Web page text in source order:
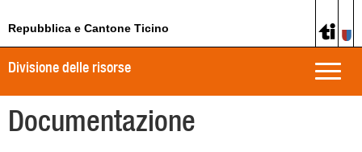
Repubblica e Cantone Ticino
Toggle
Divisione delle risorse
Documentazione